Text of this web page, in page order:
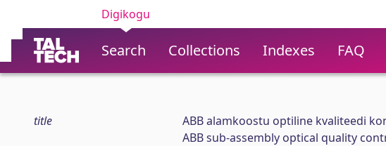
Digikogu
Search Collections Indexes FAQ
title
ABB alamkoostu optiline kvaliteedi
ABB sub-assembly optical quality